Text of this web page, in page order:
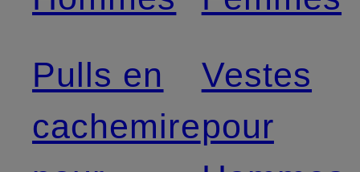
Pulls en
cachemire
Vestes
pour